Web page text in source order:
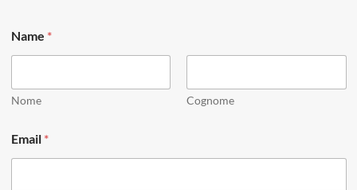
a
m
*
Name *
Nome Cognome
Email *